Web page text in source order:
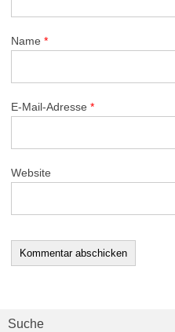
Name *
E-Mail-Adresse *
Website
Suche